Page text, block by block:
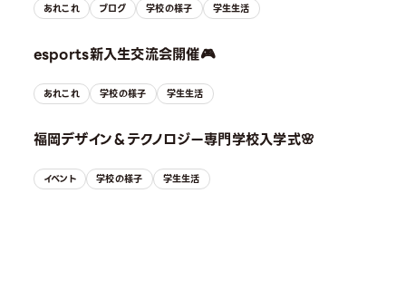
あれこれ ブログ 学校の様子 学生生活
esports新入生交流会開催🎮
あれこれ 学校の様子 学生生活
福岡デザイン＆テクノロジー専門学校入学式🌸
イベント 学校の様子 学生生活